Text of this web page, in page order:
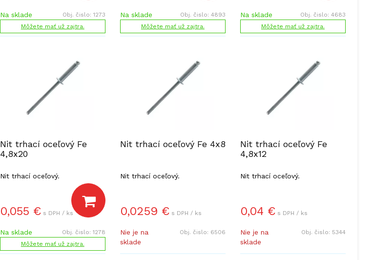
Na sklade Obj. čislo: 1273
Môžete mať už zajtra.
Na sklade Obj. čislo: 4893
Môžete mať už zajtra.
Na sklade Obj. čislo: 4683
Môžete mať už zajtra.
Nit trhací oceľový Fe
4,8x20
Nit trhací oceľový.
0,055 € s DPH / ks
Na sklade Obj. čislo: 1278
Môžete mať už zajtra.
Nit trhací oceľový Fe 4x8
Nit trhací oceľový.
0,0259 € s DPH / ks
Nie je na
sklade
Obj. čislo: 6506
Nit trhací oceľový Fe
4,8x12
Nit trhací oceľový.
0,04 € s DPH / ks
Nie je na
sklade
Obj. čislo: 5344